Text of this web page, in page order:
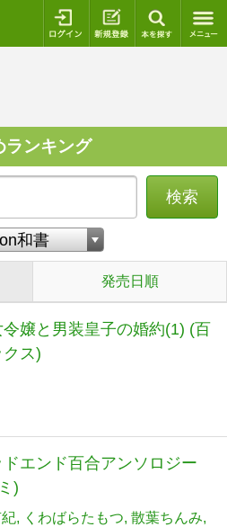
ログイン 新規登録
ランキング
検索
発売日順
嬢と男装皇子の婚約(1) (百
ス)
エンド百合アンソロジー
)
くわばらたもつ 散葉ちんみ